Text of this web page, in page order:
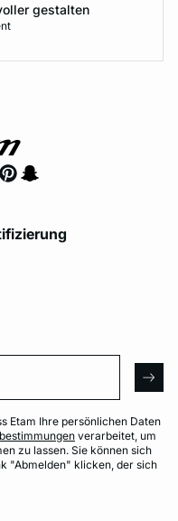
gestalten
Etam Ihre persönlichen Daten
verarbeitet, um
zu lassen. Sie können sich
"Abmelden" klicken, der sich